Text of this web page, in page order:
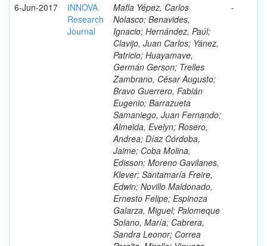
6-Jun-2017
INNOVA
Research
Journal
Mafla Yépez, Carlos
Nolasco; Benavides,
Ignacio; Hernández, Paúl;
Clavijo, Juan Carlos; Yánez,
Patricio; Huayamave,
Germán Gerson; Trelles
Zambrano, César Augusto;
Bravo Guerrero, Fabián
Eugenio; Barrazueta
Samaniego, Juan Fernando;
Almeida, Evelyn; Rosero,
Andrea; Díaz Córdoba,
Jaime; Coba Molina,
Edisson; Moreno Gavilanes,
Klever; Santamaría Freire,
Edwin; Novillo Maldonado,
Ernesto Felipe; Espinoza
Galarza, Miguel; Palomeque
Solano, María; Cabrera,
Sandra Leonor; Correa
-